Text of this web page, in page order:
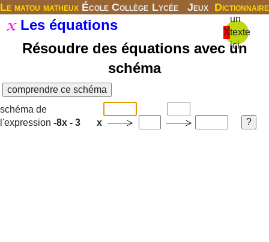
Le matou matheux École Collège Lycée Jeux Dictionnaire
X
un
texte
ici
Les équations
Résoudre des équations avec un
schéma
schéma de
l'expression -8x - 3 x